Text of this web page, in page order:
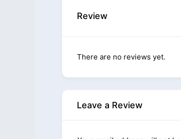
Review
There are no reviews yet.
Leave a Review